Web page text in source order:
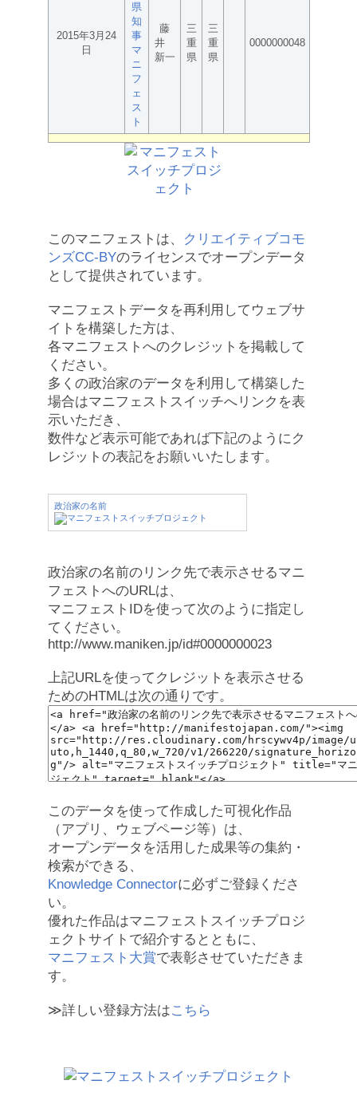
2015年3月24
日
県
知
事
マ
ニ
フ
ェ
ス
ト
藤
井
新一
三
重
県
三
重
県
0000000048
このマニフェストは、
クリエイティブコモ
ンズCC-BYのライセンスでオープンデータ
として提供されています。
マニフェストデータを再利用してウェブサ
イトを構築した方は、
各マニフェストへのクレジットを掲載して
ください。
多くの政治家のデータを利用して構築した
場合はマニフェストスイッチへリンクを表
示いただき、
数件など表示可能であれば下記のようにク
レジットの表記をお願いいたします。
政治家の名前
政治家の名前のリンク先で表示させるマニ
フェストへのURLは、
マニフェストIDを使って次のように指定し
てください。
http://www.maniken.jp/id#0000000023
上記URLを使ってクレジットを表示させる
ためのHTMLは次の通りです。
このデータを使って作成した可視化作品
（アプリ、ウェブページ等）は、
オープンデータを活用した成果等の集約・
検索ができる、
Knowledge Connectorに必ずご登録くださ
い。
優れた作品はマニフェストスイッチプロジ
ェクトサイトで紹介するとともに、
マニフェスト大賞で表彰させていただきま
す。
≫詳しい登録方法はこちら